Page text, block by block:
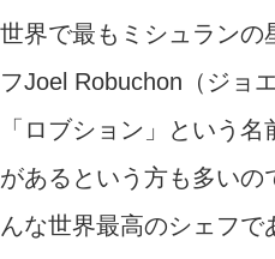
世界で最もミシュランの
フJoel Robuchon（ジョ
「ロブション」という
があるという方も多いの
んな世界最高のシェフ